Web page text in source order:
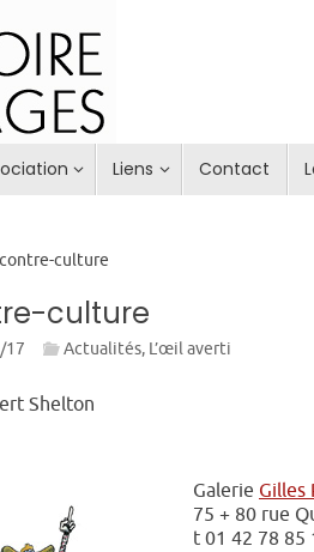
Liens Contact
culture
culture
17 Actualités, L’œil averti
Shelton
Galerie Gilles
75 + 80 rue
t 01 42 78 85